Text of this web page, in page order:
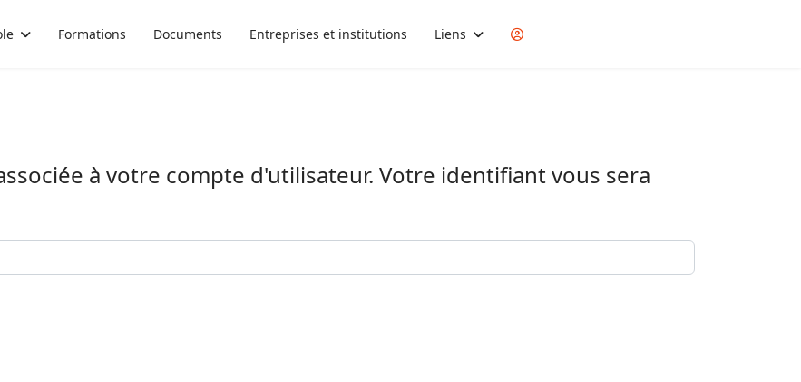
Formations Documents Entreprises et institutions Liens
à votre compte d'utilisateur. Votre identifiant vous sera